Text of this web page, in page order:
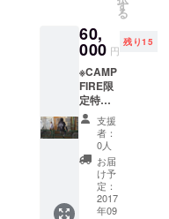
LL)」 ※
送料込
み
す
る
60,
000 円
残り15
※CAMP
FIRE限
定特価
・
『DOR
AGONF
RY』ラ
ンニン
グジャ
ケット
（ウイ
支援
者：
0人
お届
け予
定：
2017
年09